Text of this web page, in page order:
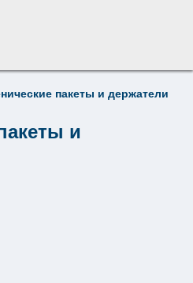
пакеты и держатели
и